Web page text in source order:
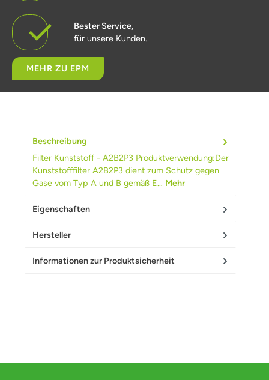
Bester Service,
für unsere Kunden.
MEHR ZU EPM
Beschreibung
Filter Kunststoff - A2B2P3 Produktverwendung:Der
Kunststofffilter A2B2P3 dient zum Schutz gegen
Gase vom Typ A und B gemäß E… Mehr
Eigenschaften
Hersteller
Informationen zur Produktsicherheit